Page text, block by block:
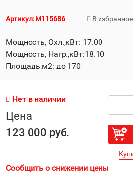
В избранное
Артикул: M115686
Мощность, Охл.,кВт: 17.00
Мощность, Нагр.,кВт:18.10
Площадь,м2: до 170
Нет в наличии
Цена
123 000 руб.
Сообщить о снижении цены